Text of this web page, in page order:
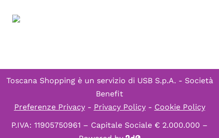
Toscana Shopping è un servizio di USB S.p.A. - Società
Benefit
Preferenze Privacy- Privacy Policy- Cookie Policy
P.IVA: 11905750961 – Capitale Sociale € 2.000.000 –